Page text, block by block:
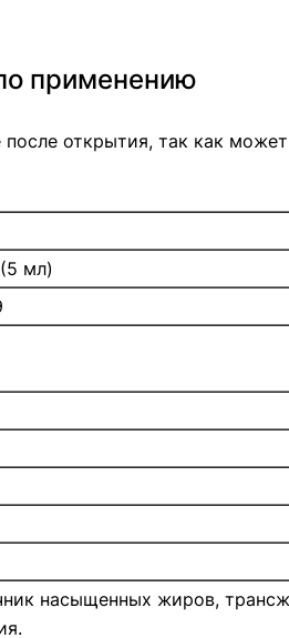
применению
открытия, так как
мл)
насыщенных жиров,